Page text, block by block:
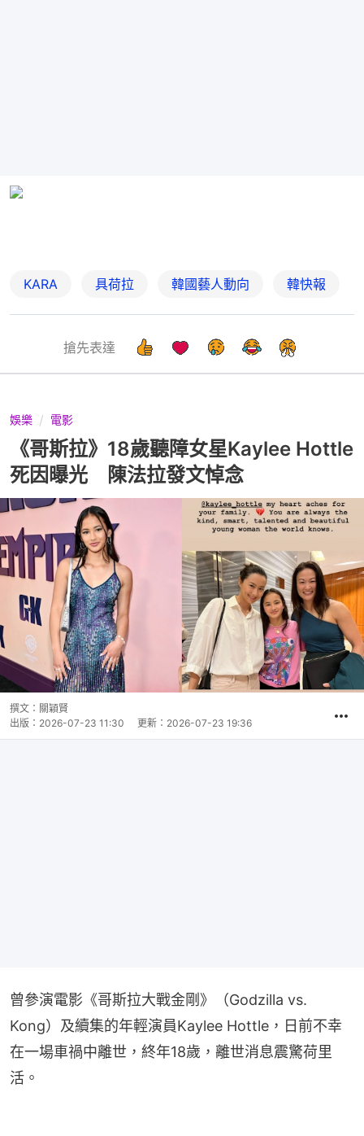
KARA 具荷拉 韓國藝人動向 韓快報
搶先表達
娛樂 電影
《哥斯拉》18歲聽障女星Kaylee Hottle
死因曝光 陳法拉發文悼念
撰文： 關穎賢
出版： 2026-07-23 11:30 更新： 2026-07-23 19:36
曾參演電影《哥斯拉大戰金剛》（Godzilla vs.
Kong）及續集的年輕演員Kaylee Hottle，日前不幸
在一場車禍中離世，終年18歲，離世消息震驚荷里
活。